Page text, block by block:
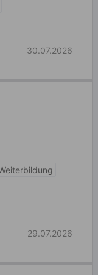
30.07.2026
29.07.2026